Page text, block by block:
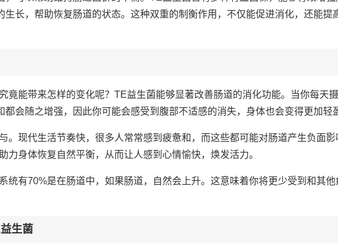
生长，帮助恢复肠道的状态。这种双重的制衡作用，不仅能促进消化，还能提
竟能带来怎样的变化呢？TE益生菌能够显著改善肠道的消化功能。当你每天
都会随之增强，因此你可能会感受到腹部不适感的消失，身体也会变得更加轻
。现代生活节奏快，很多人常常感到疲惫和，而这些都可能对肠道产生负面影
力身体恢复自然平衡，从而让人感到心情愉快，焕发活力。
统有70%是在肠道中，如果肠道，自然会上升。这意味着你将更少受到和其他
生菌